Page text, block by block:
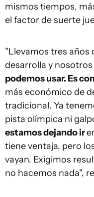
mismos tiempos,
el factor de suerte
"Llevamos tres años
desarrolla y nosotros
podemos usar. Es
más económico de
tradicional. Ya
pista olímpica ni
estamos dejando ir
tiene ventaja, pero
vayan. Exigimos
no hacemos nada",